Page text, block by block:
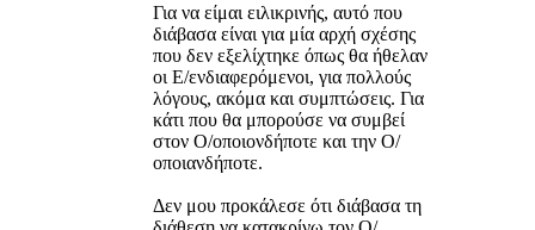
Για να είμαι ειλικρινής, αυτό που
διάβασα είναι για μία αρχή σχέσης
που δεν εξελίχτηκε όπως θα ήθελαν
οι Ε/ενδιαφερόμενοι, για πολλούς
λόγους, ακόμα και συμπτώσεις. Για
κάτι που θα μπορούσε να συμβεί
στον Ο/οποιονδήποτε και την Ο/
οποιανδήποτε.
Δεν μου προκάλεσε ότι διάβασα τη